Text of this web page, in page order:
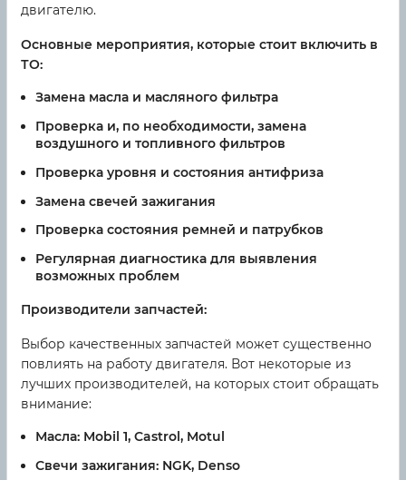
двигателю.
Основные мероприятия, которые стоит включить в
ТО:
Замена масла и масляного фильтра
Проверка и, по необходимости, замена
воздушного и топливного фильтров
Проверка уровня и состояния антифриза
Замена свечей зажигания
Проверка состояния ремней и патрубков
Регулярная диагностика для выявления
возможных проблем
Производители запчастей:
Выбор качественных запчастей может существенно
повлиять на работу двигателя. Вот некоторые из
лучших производителей, на которых стоит обращать
внимание:
Масла: Mobil 1, Castrol, Motul
Свечи зажигания: NGK, Denso